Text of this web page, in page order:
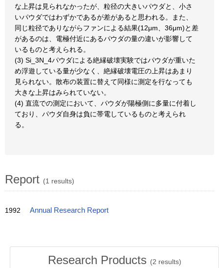
な上昇は見られなかったが、粒径の大きいパウダと、小さ
いパウダではわずかであるが差があると思われる。また、
同じ粒径でありながらファンによる結果(12μm、36μm)と差
があるのは、電極付近にあるパウダの量の違いが影響して
いるものと考えられる。
(3) Si_3N_4パウダによる絶縁破壊実験ではパウダが重いた
め浮遊している量が少なく、絶縁破壊電圧の上昇はあまり
見られない。散布の装置に替えて同様に測定を行なっても
大きな上昇はみられていない。
(4) 直流での測定において、パウダが陽極側に多量に付着し
ており、パウダ自身は負に帯電しているものと考えられ
る。
Report (1 results)
1992 Annual Research Report
Research Products (2 results)